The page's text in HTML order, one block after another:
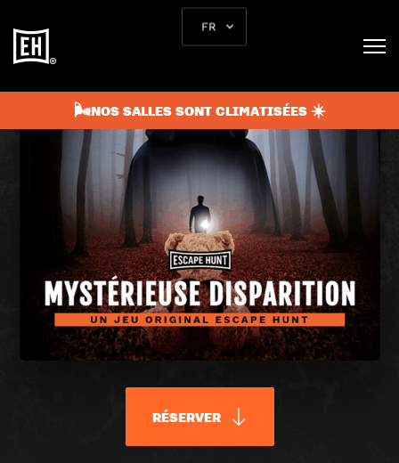
FR
🌬️NOS SALLES SONT CLIMATISÉES ☀️
RÉSERVER